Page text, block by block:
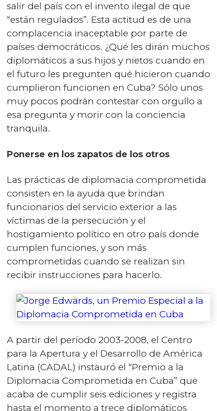
salir del país con el invento ilegal de que
“están regulados”. Esta actitud es de una
complacencia inaceptable por parte de
países democráticos. ¿Qué les dirán muchos
diplomáticos a sus hijos y nietos cuando en
el futuro les pregunten qué hicieron cuando
cumplieron funcionen en Cuba? Sólo unos
muy pocos podrán contestar con orgullo a
esa pregunta y morir con la conciencia
tranquila.
Ponerse en los zapatos de los otros
Las prácticas de diplomacia comprometida
consisten en la ayuda que brindan
funcionarios del servicio exterior a las
víctimas de la persecución y el
hostigamiento político en otro país donde
cumplen funciones, y son más
comprometidas cuando se realizan sin
recibir instrucciones para hacerlo.
A partir del período 2003-2008, el Centro
para la Apertura y el Desarrollo de América
Latina (CADAL) instauró el “Premio a la
Diplomacia Comprometida en Cuba” que
acaba de cumplir seis ediciones y registra
hasta el momento a trece diplomáticos